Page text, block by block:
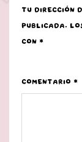
Tu dirección
publicada.
con *
Comentario *